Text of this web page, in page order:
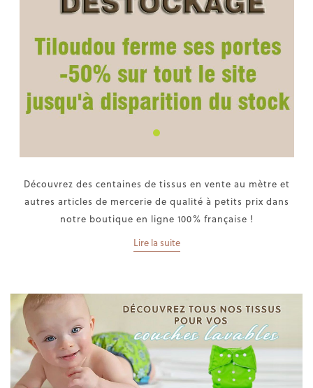
Découvrez des centaines de tissus en vente au mètre et
autres articles de mercerie de qualité à petits prix dans
notre boutique en ligne 100% française !
Lire la suite